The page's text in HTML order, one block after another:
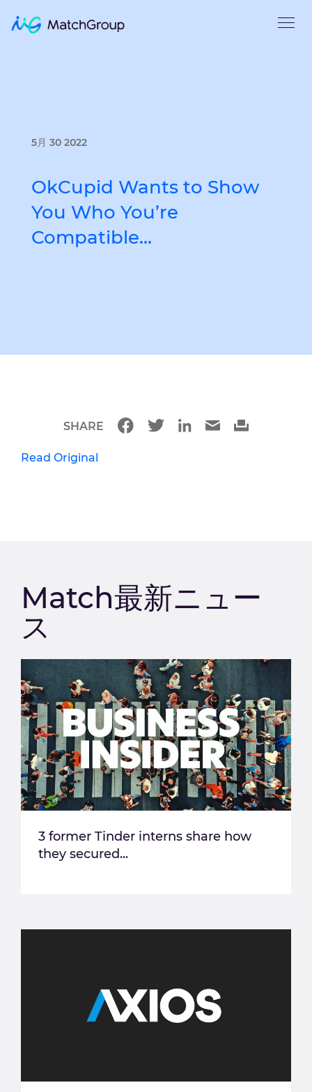
5月 30 2022
OkCupid Wants to Show
You Who You’re
Compatible…
Read Original
SHARE
Match最新ニュー
ス
3 former Tinder interns share how
they secured...